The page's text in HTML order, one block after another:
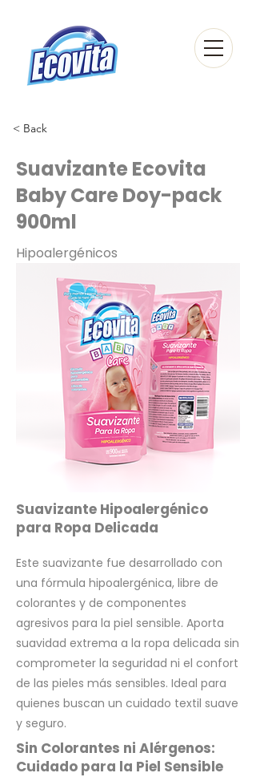
< Back
Suavizante Ecovita
Baby Care Doy-pack
900ml
Hipoalergénicos
Suavizante Hipoalergénico
para Ropa Delicada
Este suavizante fue desarrollado con
una fórmula hipoalergénica, libre de
colorantes y de componentes
agresivos para la piel sensible. Aporta
suavidad extrema a la ropa delicada sin
comprometer la seguridad ni el confort
de las pieles más sensibles. Ideal para
quienes buscan un cuidado textil suave
y seguro.
Sin Colorantes ni Alérgenos:
Cuidado para la Piel Sensible